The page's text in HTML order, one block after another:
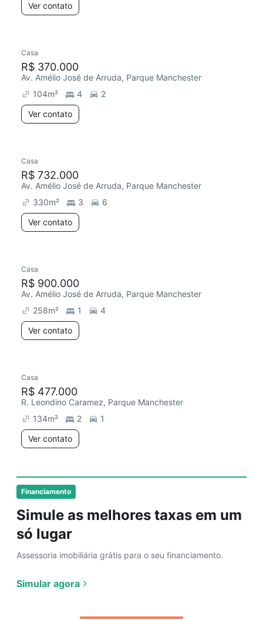
Financiamento
Simule as melhores taxas em um
só lugar
Assessoria imobiliária grátis para o seu financiamento.
Simular agora
Ver contato
Casa
R$ 370.000
Av. Amélio José de Arruda, Parque Manchester
104m² 4
2
Ver contato
Casa
R$ 732.000
Av. Amélio José de Arruda, Parque Manchester
330m² 3
6
Ver contato
Casa
R$ 900.000
Av. Amélio José de Arruda, Parque Manchester
258m² 1
4
Ver contato
Casa
R$ 477.000
R. Leondino Caramez, Parque Manchester
134m² 2
1
Ver contato